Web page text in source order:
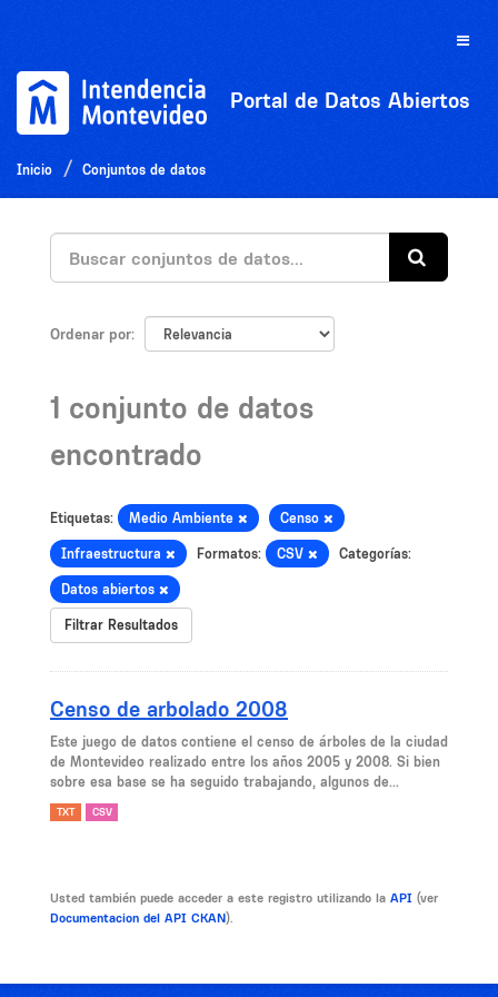
Toggle
Portal de Datos Abiertos
Inicio Conjuntos de datos
Ordenar por
1 conjunto de datos
encontrado
Etiquetas: Medio Ambiente Censo
Infraestructura Formatos: CSV Categorías:
Datos abiertos
Filtrar Resultados
Censo de arbolado 2008
Este juego de datos contiene el censo de árboles de la ciudad
de Montevideo realizado entre los años 2005 y 2008. Si bien
sobre esa base se ha seguido trabajando, algunos de...
TXT CSV
Usted también puede acceder a este registro utilizando la API (ver
Documentacion del API CKAN).